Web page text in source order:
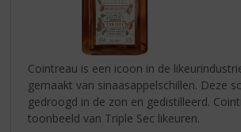
Cointreau is een icoon in de
gemaakt van sinaasappelschillen. Deze
gedroogd in de zon en gedistilleerd.
toonbeeld van Triple Sec likeuren.